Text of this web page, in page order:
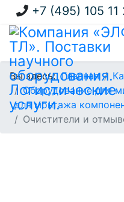
+7 (495) 105 11
Вы здесь:Главная
Оборудование для
для монтажа
Очистители и